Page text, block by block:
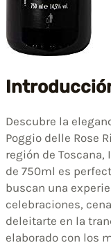
Descubre la
Poggio delle Rose
región de
de 750ml es
buscan una
celebraciones,
deleitarte en la
elaborado con los